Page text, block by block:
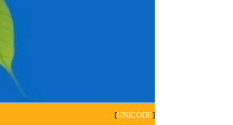
[UNICODE]